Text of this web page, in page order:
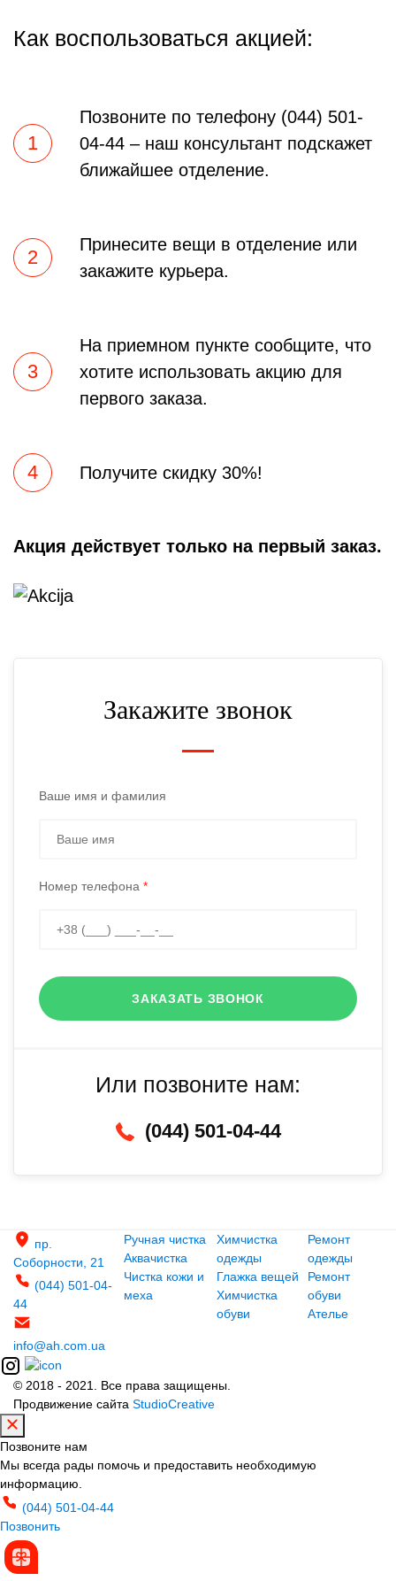
Как воспользоваться акцией:
1
Позвоните по телефону (044) 501-
04-44 – наш консультант подскажет
ближайшее отделение.
2
Принесите вещи в отделение или
закажите курьера.
3
На приемном пункте сообщите, что
хотите использовать акцию для
первого заказа.
4 Получите скидку 30%!
Акция действует только на первый заказ.
Закажите звонок
Ваше имя и фамилия
Номер телефона *
ЗАКАЗАТЬ ЗВОНОК
Или позвоните нам:
(044) 501-04-44
пр.
Соборности, 21
(044) 501-04-
44
info@ah.com.ua
Ручная чистка
Аквачистка
Чистка кожи и
меха
Химчистка
одежды
Глажка вещей
Химчистка
обуви
Ремонт
одежды
Ремонт
обуви
Ателье
© 2018 - 2021. Все права защищены.
Продвижение сайта StudioCreative
Позвоните нам
Мы всегда рады помочь и предоставить необходимую
информацию.
(044) 501-04-44
Позвонить